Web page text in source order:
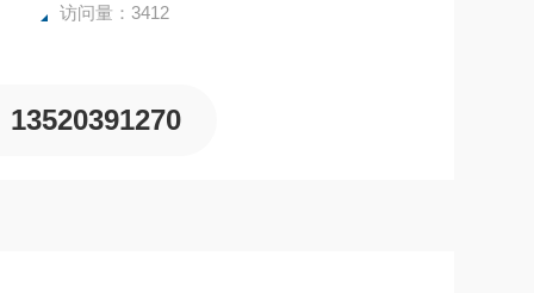
访问量：3412
13520391270